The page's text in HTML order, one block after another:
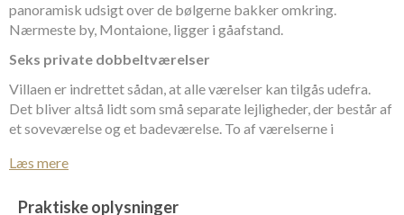
panoramisk udsigt over de bølgerne bakker omkring.
Nærmeste by, Montaione, ligger i gåafstand.
Seks private dobbeltværelser
Villaen er indrettet sådan, at alle værelser kan tilgås udefra.
Det bliver altså lidt som små separate lejligheder, der består af
et soveværelse og et badeværelse. To af værelserne i
huset samt vaskefaciliteter.
Stueetage:
Fire soveværelser med tilhørende badeværelse.
Læs mere
Praktiske oplysninger